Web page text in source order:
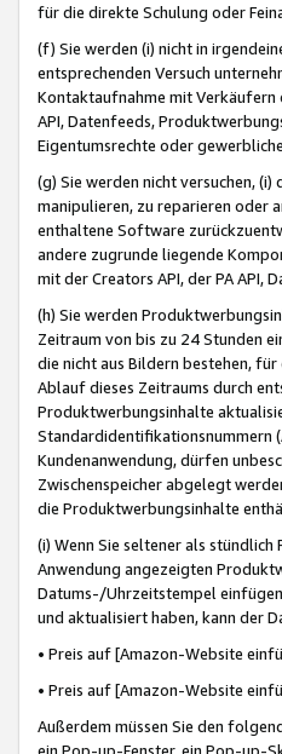
für die direkte Schulung oder
(f) Sie werden (i) nicht in
entsprechenden Versuch
Kontaktaufnahme mit Verkäufern
API, Datenfeeds,
Eigentumsrechte oder
(g) Sie werden nicht versuchen,
manipulieren, zu reparieren oder
enthaltene Software
andere zugrunde liegende
mit der Creators API, der PA API,
(h) Sie werden
Zeitraum von bis zu 24 Stunden
die nicht aus Bildern bestehen,
Ablauf dieses Zeitraums durch
Produktwerbungsinhalte
Standardidentifikationsnummern
Kundenanwendung, dürfen
Zwischenspeicher abgelegt
die Produktwerbungsinhalte
(i) Wenn Sie seltener als
Anwendung angezeigten
Datums-/Uhrzeitstempel
und aktualisiert haben, kann der
• Preis auf [Amazon-Website
• Preis auf [Amazon-Website
Außerdem müssen Sie den
ein Pop-up-Fenster, ein Pop-up-